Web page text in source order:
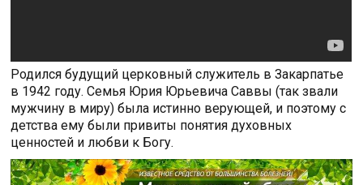
Родился будущий церковный служитель в Закарпатье
в 1942 году. Семья Юрия Юрьевича Саввы (так звали
мужчину в миру) была истинно верующей, и поэтому с
детства ему были привиты понятия духовных
ценностей и любви к Богу.